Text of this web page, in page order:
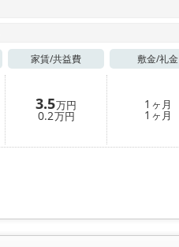
家賃/共益費 敷金/礼金
3.5万円
0.2万円
1 ヶ月
1 ヶ月